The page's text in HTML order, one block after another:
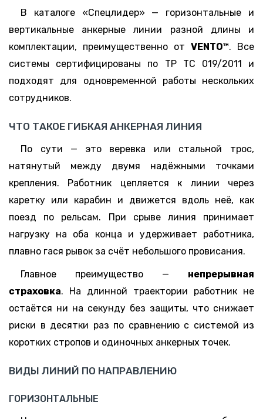
В каталоге «Спецлидер» — горизонтальные и
вертикальные анкерные линии разной длины и
комплектации, преимущественно от VENTO™. Все
системы сертифицированы по ТР ТС 019/2011 и
подходят для одновременной работы нескольких
сотрудников.
ЧТО ТАКОЕ ГИБКАЯ АНКЕРНАЯ ЛИНИЯ
По сути — это веревка или стальной трос,
натянутый между двумя надёжными точками
крепления. Работник цепляется к линии через
каретку или карабин и движется вдоль неё, как
поезд по рельсам. При срыве линия принимает
нагрузку на оба конца и удерживает работника,
плавно гася рывок за счёт небольшого провисания.
Главное преимущество — непрерывная
страховка. На длинной траектории работник не
остаётся ни на секунду без защиты, что снижает
риски в десятки раз по сравнению с системой из
коротких стропов и одиночных анкерных точек.
ВИДЫ ЛИНИЙ ПО НАПРАВЛЕНИЮ
ГОРИЗОНТАЛЬНЫЕ